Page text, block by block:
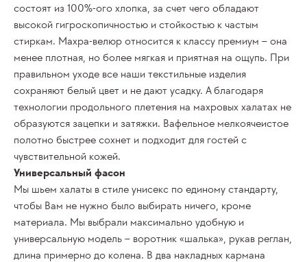
состоят из 100%-ого хлопка, за счет чего обладают
высокой гигроскопичностью и стойкостью к частым
стиркам. Махра-велюр относится к классу премиум – она
менее плотная, но более мягкая и приятная на ощупь. При
правильном уходе все наши текстильные изделия
сохраняют белый цвет и не дают усадку. А благодаря
технологии продольного плетения на махровых халатах не
образуются зацепки и затяжки. Вафельное мелкоячеистое
полотно быстрее сохнет и подходит для гостей с
чувствительной кожей.
Универсальный фасон
Мы шьем халаты в стиле унисекс по единому стандарту,
чтобы Вам не нужно было выбирать ничего, кроме
материала. Мы выбрали максимально удобную и
универсальную модель – воротник «шалька», рукав реглан,
длина примерно до колена. В два накладных кармана